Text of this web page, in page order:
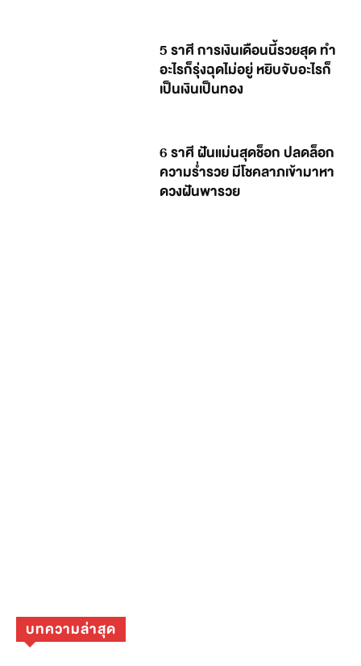
5 ราศี การเงินเดือนนี้รวยสุด ทำ
อะไรก็รุ่งฉุดไม่อยู่ หยิบจับอะไรก็
เป็นเงินเป็นทอง
6 ราศี ฝันแม่นสุดช็อก ปลดล็อก
ความร่ำรวย มีโชคลาภเข้ามาหา
ดวงฝันพารวย
บทความล่าสุด